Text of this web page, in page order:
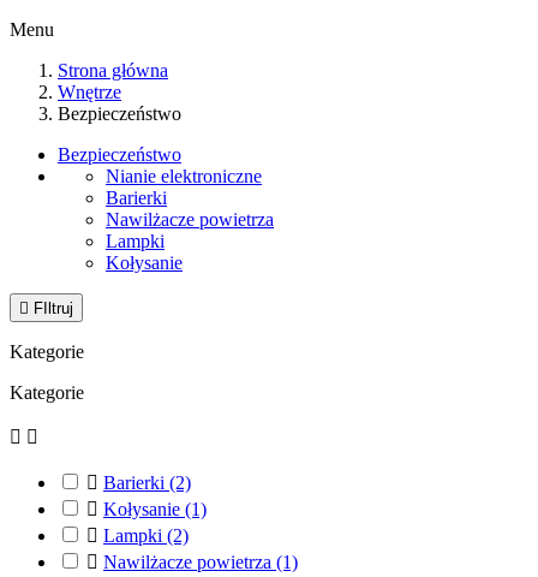
Menu
Strona główna
Wnętrze
Bezpieczeństwo
Bezpieczeństwo
Nianie elektroniczne
Barierki
Nawilżacze powietrza
Lampki
Kołysanie
 FIltruj
Kategorie
Kategorie
 
 Barierki (2)
 Kołysanie (1)
 Lampki (2)
 Nawilżacze powietrza (1)